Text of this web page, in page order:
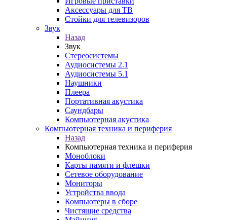
Аксессуары для ТВ
Стойки для телевизоров
Звук
Назад
Звук
Стереосистемы
Аудиосистемы 2.1
Аудиосистемы 5.1
Наушники
Плеера
Портативная акустика
Саундбары
Компьютерная акустика
Компьютерная техника и периферия
Назад
Компьютерная техника и периферия
Моноблоки
Карты памяти и флешки
Сетевое оборудование
Мониторы
Устройства ввода
Компьютеры в сборе
Чистящие средства